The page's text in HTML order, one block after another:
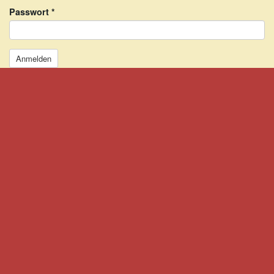
Passwort *
Anmelden